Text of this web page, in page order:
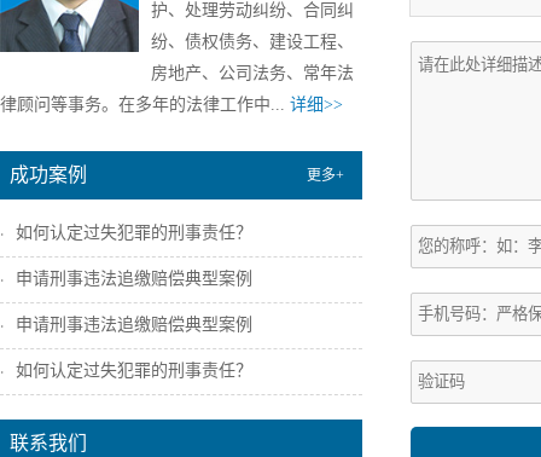
护、处理劳动纠纷、合同纠
纷、债权债务、建设工程、
房地产、公司法务、常年法
律顾问等事务。在多年的法律工作中... 详细>>
成功案例 更多+
如何认定过失犯罪的刑事责任？
申请刑事违法追缴赔偿典型案例
申请刑事违法追缴赔偿典型案例
如何认定过失犯罪的刑事责任？
联系我们